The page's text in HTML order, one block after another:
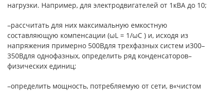
нагрузки. Например, для электродвигателей от 1кВА до 10;
–рассчитать для них максимальную емкостную
составляющую компенсации (ωL = 1/ωС ) и, исходя из
напряжения примерно 500Вдля трехфазных систем и300–
350Вдля однофазных, определить ряд конденсаторов–
физических единиц;
–определить мощность, потребляемую от сети, в«чистом